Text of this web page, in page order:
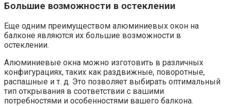
Большие возможности в остеклении
Еще одним преимуществом алюминиевых окон на
балконе являются их большие возможности в
остеклении.​
Алюминиевые окна можно изготовить в различных
конфигурациях, таких как раздвижные, поворотные,
распашные и т.​ д.​ Это позволяет выбирать оптимальный
тип открывания в соответствии с вашими
потребностями и особенностями вашего балкона.​